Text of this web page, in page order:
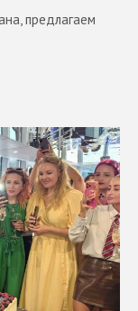
предлагаем